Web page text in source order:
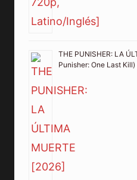
THE PUNISHER: LA
Punisher: One Last